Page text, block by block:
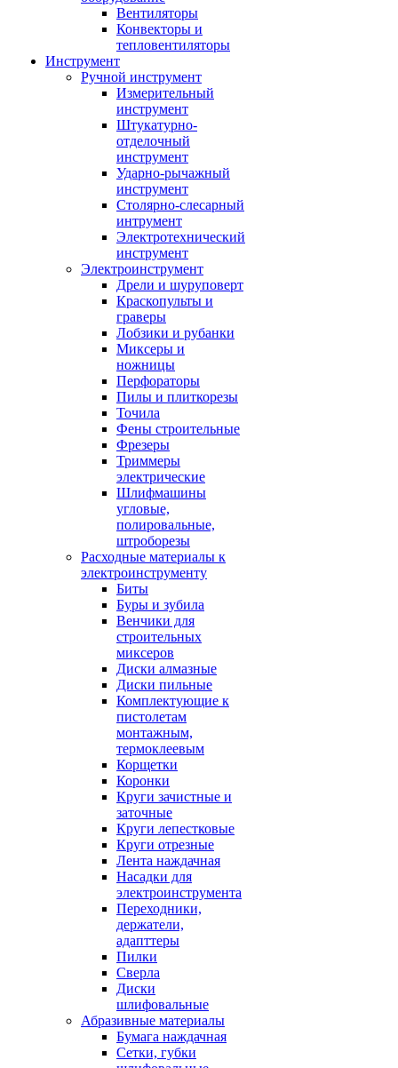
Вентиляторы
Конвекторы и
тепловентиляторы
Инструмент
Ручной инструмент
Измерительный
инструмент
Штукатурно-
отделочный
инструмент
Ударно-рычажный
инструмент
Столярно-слесарный
интрумент
Электротехнический
инструмент
Электроинструмент
Дрели и шуруповерт
Краскопульты и
граверы
Лобзики и рубанки
Миксеры и
ножницы
Перфораторы
Пилы и плиткорезы
Точила
Фены строительные
Фрезеры
Триммеры
электрические
Шлифмашины
угловые,
полировальные,
штроборезы
Расходные материалы к
электроинструменту
Биты
Буры и зубила
Венчики для
строительных
миксеров
Диски алмазные
Диски пильные
Комплектующие к
пистолетам
монтажным,
термоклеевым
Корщетки
Коронки
Круги зачистные и
заточные
Круги лепестковые
Круги отрезные
Лента наждачная
Насадки для
электроинструмента
Переходники,
держатели,
адапттеры
Пилки
Сверла
Диски
шлифовальные
Абразивные материалы
Бумага наждачная
Сетки, губки